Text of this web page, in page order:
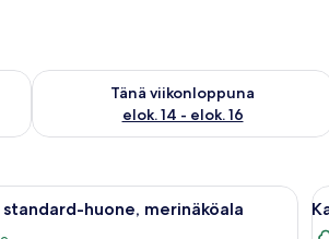
- elok. 10
Tänä viikonloppuna
elok. 14 - elok. 16
Tarkista tämän viikonlopun saatavuus
ja oleskelualue, jossa on kaksi tuolia.
Hotellihuone, jossa on parveke, jolta
huone, merinäköala